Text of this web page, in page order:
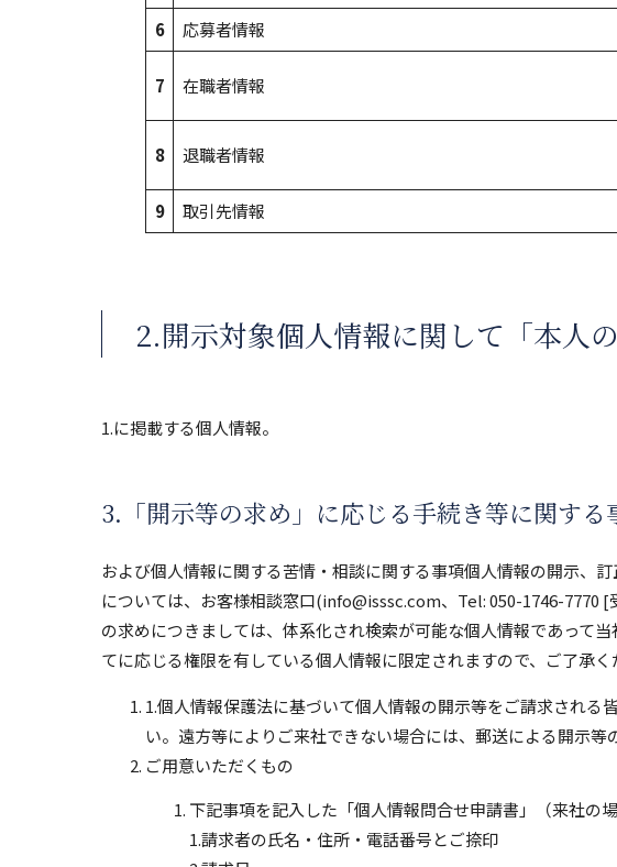
6
応募者情報
7 在職者情報
8 退職者情報
9
取引先情報
2.開示対象個人情報に関して「本人
1.に掲載する個人情報。
3.「開示等の求め」に応じる手続き等に関する
および個人情報に関する苦情・相談に関する事項個人情報の開示、
については、お客様相談窓口(info@isssc.com、Tel: 050-1746-7770
の求めにつきましては、体系化され検索が可能な個人情報であって
てに応じる権限を有している個人情報に限定されますので、ご了承く
1.個人情報保護法に基づいて個人情報の開示等をご請求され
い。遠方等によりご来社できない場合には、郵送による開示
ご用意いただくもの
下記事項を記入した「個人情報問合せ申請書」（来社の
1.請求者の氏名・住所・電話番号とご捺印